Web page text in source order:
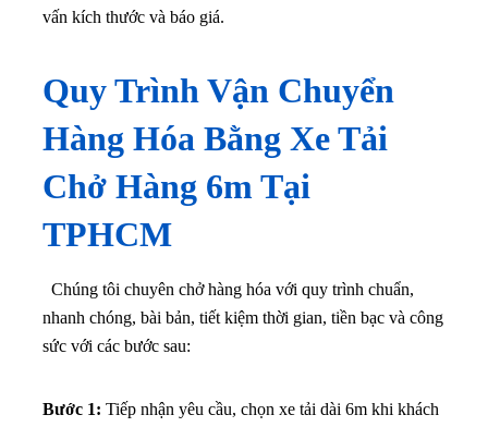
vấn kích thước và báo giá.
Quy Trình Vận Chuyển
Hàng Hóa Bằng Xe Tải
Chở Hàng 6m Tại
TPHCM
Chúng tôi chuyên chở hàng hóa với quy trình chuẩn,
nhanh chóng, bài bản, tiết kiệm thời gian, tiền bạc và công
sức với các bước sau:
Bước 1: Tiếp nhận yêu cầu, chọn xe tải dài 6m khi khách